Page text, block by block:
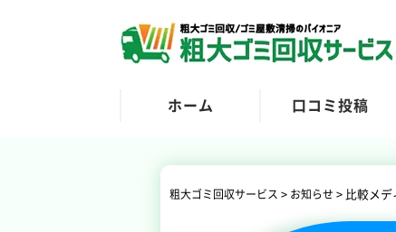
ホーム 口コミ投稿
粗大ゴミ回収サービス > お知らせ > 比較メ